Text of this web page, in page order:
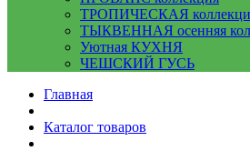
ТРОПИЧЕСКАЯ
ТЫКВЕННАЯ осенняя
Уютная КУХНЯ
ЧЕШСКИЙ ГУСЬ
Главная
Каталог товаров